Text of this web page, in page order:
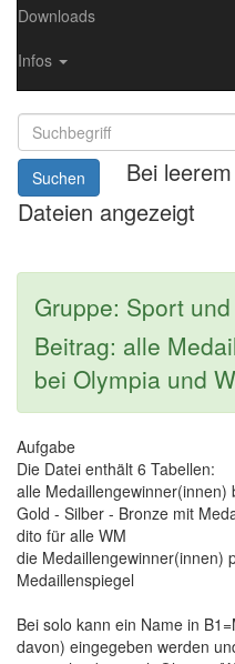
Downloads
Infos
Suchen
Bei
Dateien angezeigt
Gruppe: Sport
Beitrag: alle
bei Olympia und
Aufgabe
Die Datei enthält 6 Tabellen:
alle
Gold - Silber - Bronze mit
dito für alle WM
die Medaillengewinner(innen)
Medaillenspiegel
Bei solo kann ein Name in
davon) eingegeben werden